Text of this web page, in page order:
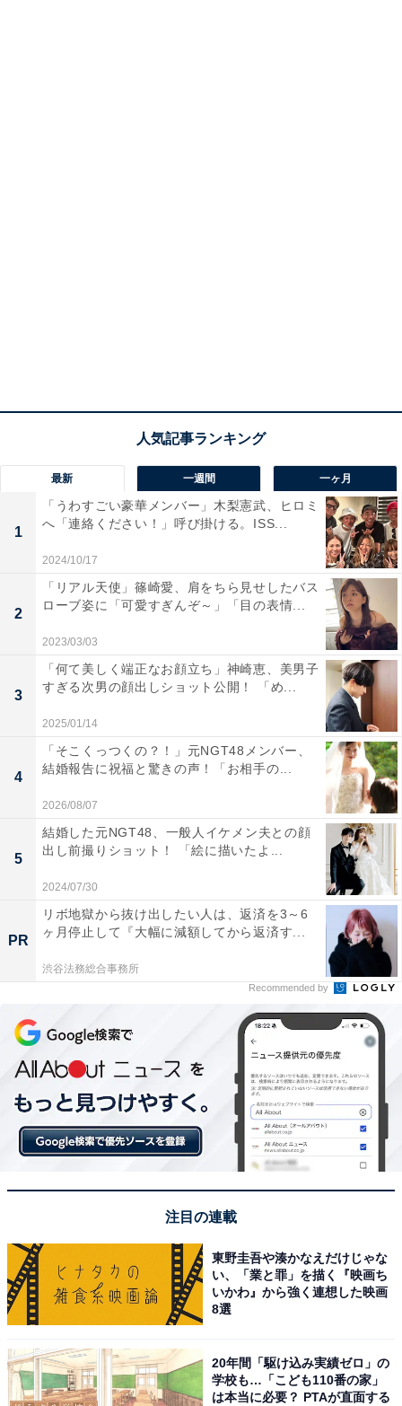
最新 一週間 一ヶ月
1
「うわすごい豪華メンバー」木梨憲武、ヒロミ
へ「連絡ください！」呼び掛ける。ISS...
2024/10/17
2
「リアル天使」篠崎愛、肩をちら見せしたバス
ローブ姿に「可愛すぎんぞ～」「目の表情...
2023/03/03
3
「何て美しく端正なお顔立ち」神崎恵、美男子
すぎる次男の顔出しショット公開！ 「め...
2025/01/14
4
「そこくっつくの？！」元NGT48メンバー、
結婚報告に祝福と驚きの声！「お相手の...
2026/08/07
5
結婚した元NGT48、一般人イケメン夫との顔
出し前撮りショット！ 「絵に描いたよ...
2024/07/30
PR
リボ地獄から抜け出したい人は、返済を3～6
ヶ月停止して『大幅に減額してから返済す...
渋谷法務総合事務所
Recommended by
注目の連載
東野圭吾や湊かなえだけじゃな
い、「業と罪」を描く『映画ち
いかわ』から強く連想した映画
8選
20年間「駆け込み実績ゼロ」の
学校も…「こども110番の家」
は本当に必要？ PTAが直面する